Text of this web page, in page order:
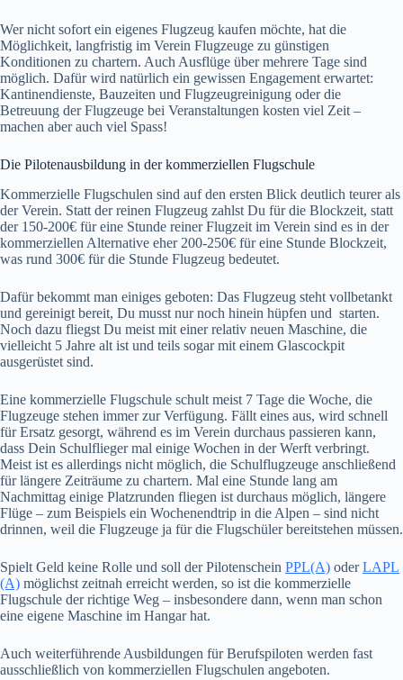
Wer nicht sofort ein eigenes Flugzeug kaufen möchte, hat die
Möglichkeit, langfristig im Verein Flugzeuge zu günstigen
Konditionen zu chartern. Auch Ausflüge über mehrere Tage sind
möglich. Dafür wird natürlich ein gewissen Engagement erwartet:
Kantinendienste, Bauzeiten und Flugzeugreinigung oder die
Betreuung der Flugzeuge bei Veranstaltungen kosten viel Zeit –
machen aber auch viel Spass!
Die Pilotenausbildung in der kommerziellen Flugschule
Kommerzielle Flugschulen sind auf den ersten Blick deutlich teurer als
der Verein. Statt der reinen Flugzeug zahlst Du für die Blockzeit, statt
der 150-200€ für eine Stunde reiner Flugzeit im Verein sind es in der
kommerziellen Alternative eher 200-250€ für eine Stunde Blockzeit,
was rund 300€ für die Stunde Flugzeug bedeutet.
Dafür bekommt man einiges geboten: Das Flugzeug steht vollbetankt
und gereinigt bereit, Du musst nur noch hinein hüpfen und starten.
Noch dazu fliegst Du meist mit einer relativ neuen Maschine, die
vielleicht 5 Jahre alt ist und teils sogar mit einem Glascockpit
ausgerüstet sind.
Eine kommerzielle Flugschule schult meist 7 Tage die Woche, die
Flugzeuge stehen immer zur Verfügung. Fällt eines aus, wird schnell
für Ersatz gesorgt, während es im Verein durchaus passieren kann,
dass Dein Schulflieger mal einige Wochen in der Werft verbringt.
Meist ist es allerdings nicht möglich, die Schulflugzeuge anschließend
für längere Zeiträume zu chartern. Mal eine Stunde lang am
Nachmittag einige Platzrunden fliegen ist durchaus möglich, längere
Flüge – zum Beispiels ein Wochenendtrip in die Alpen – sind nicht
drinnen, weil die Flugzeuge ja für die Flugschüler bereitstehen müssen.
Spielt Geld keine Rolle und soll der Pilotenschein PPL(A) oderLAPL
(A) möglichst zeitnah erreicht werden, so ist die kommerzielle
Flugschule der richtige Weg – insbesondere dann, wenn man schon
eine eigene Maschine im Hangar hat.
Auch weiterführende Ausbildungen für Berufspiloten werden fast
ausschließlich von kommerziellen Flugschulen angeboten.